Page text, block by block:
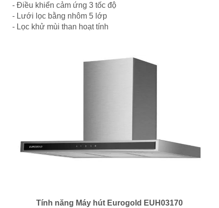
- Điều khiển cảm ứng 3 tốc độ
- Lưới lọc bằng nhôm 5 lớp
- Lọc khử mùi than hoạt tính
Tính năng Máy hút Eurogold EUH03170